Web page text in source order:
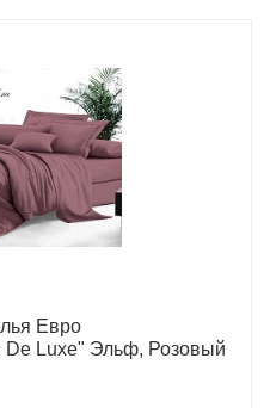
Евро
De Luxe" Эльф, Розовый